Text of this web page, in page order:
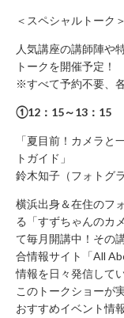
＜スペシャルトーク＞
人気講座の講師陣や
トークを開催予定！
※すべて予約不要、
①12：15～13：15
「夏目前！カメラと
トガイド」
鈴木知子（フォトグ
横浜出身＆在住のフ
る「すずちゃんのカ
て毎月開講中！その
合情報サイト「All
情報を日々発信して
このトークショーが
おすすめイベント情
ROOM
REPORT
BUKATSUDO?
ACCESS
施
設
営
時
間
（年
末
年
始
休
業）